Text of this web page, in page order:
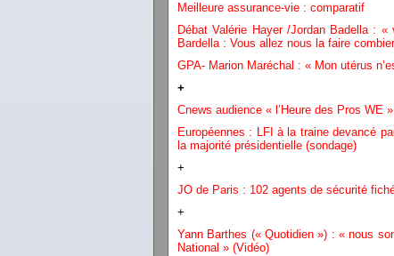
Meilleure assurance-vie : comparatif
Débat Valérie Hayer /Jordan Badella :
Bardella : Vous allez nous la faire
GPA- Marion Maréchal : « Mon utérus
+
Cnews audience « l’Heure des Pros
Européennes : LFI à la traine devancé
la majorité présidentielle (sondage)
+
JO de Paris : 102 agents de sécurité
+
Yann Barthes (« Quotidien ») : « nous
National » (Vidéo)